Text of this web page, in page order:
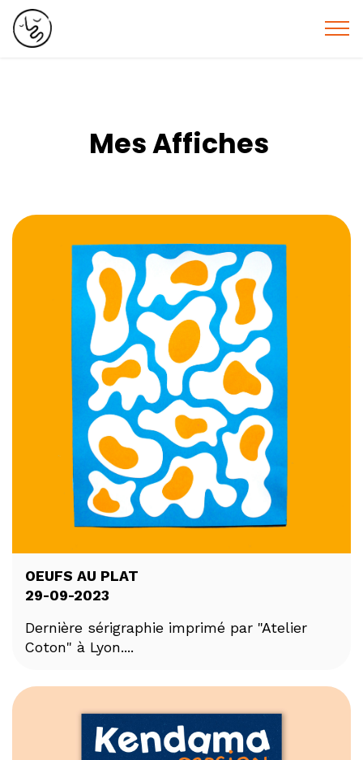
Mes Affiches
OEUFS AU PLAT
29-09-2023
Dernière sérigraphie imprimé par "Atelier
Coton" à Lyon....